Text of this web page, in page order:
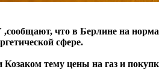
что в Берлине на
сфере.
тему цены на газ и